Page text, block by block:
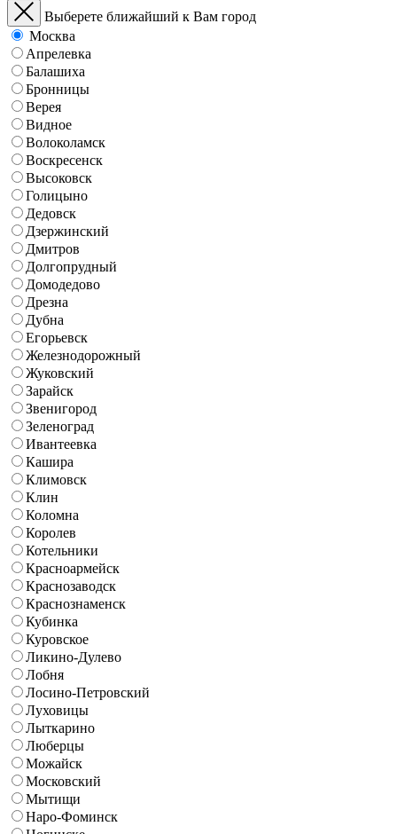
Выберете ближайший к Вам город
Москва
Апрелевка
Балашиха
Бронницы
Верея
Видное
Волоколамск
Воскресенск
Высоковск
Голицыно
Дедовск
Дзержинский
Дмитров
Долгопрудный
Домодедово
Дрезна
Дубна
Егорьевск
Железнодорожный
Жуковский
Зарайск
Звенигород
Зеленоград
Ивантеевка
Кашира
Климовск
Клин
Коломна
Королев
Котельники
Красноармейск
Краснозаводск
Краснознаменск
Кубинка
Куровское
Ликино-Дулево
Лобня
Лосино-Петровский
Луховицы
Лыткарино
Люберцы
Можайск
Московский
Мытищи
Наро-Фоминск